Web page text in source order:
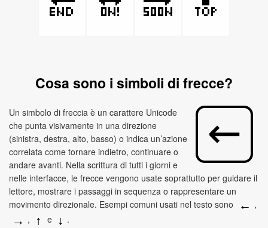
Cosa sono i simboli di frecce?
Un simbolo di freccia è un carattere Unicode
che punta visivamente in una direzione
(sinistra, destra, alto, basso) o indica un’azione
correlata come tornare indietro, continuare o
andare avanti. Nella scrittura di tutti i giorni e
nelle interfacce, le frecce vengono usate soprattutto per guidare il
lettore, mostrare i passaggi in sequenza o rappresentare un
movimento direzionale. Esempi comuni usati nel testo sono
← ,
→ , ↑ e ↓ .